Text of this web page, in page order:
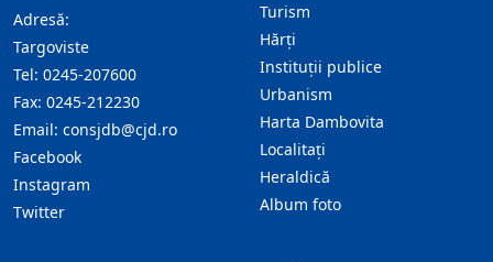
Adresă:
Targoviste
Tel: 0245-207600
Fax: 0245-212230
Email: consjdb@cjd.ro
Facebook
Instagram
Twitter
Turism
Hărţi
Instituţii publice
Urbanism
Harta Dambovita
Localitaţi
Heraldică
Album foto